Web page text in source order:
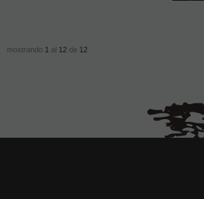
mostrando 1 al 12 de 12